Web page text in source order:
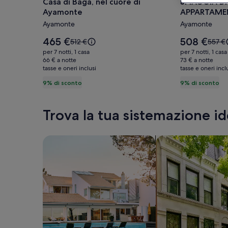
di
Casa
di
Baga,
nel
cuore
di
Ayamonte
Ayamonte
Ayamonte
9% di sconto
Il
prezzo
è
465 €
465 €Il
prezzo
era
512 €,
maggiori
tariffa
512 €
per 7 notti, 1 casa
66 € a notte
tasse e oneri inclusi
di
SPIAGGIA
DI
LUSSO
FRONTE
MARE.
VISTA
VISTA MARE
Ayamonte
9% di sconto
Il
prezzo
è
508 €
508 €Il
prezzo
era
557 €,
tariffa
557 €
per 7 notti, 1 casa
73 € a notte
tasse e oneri
Trova la tua sistemazione
Cerca un